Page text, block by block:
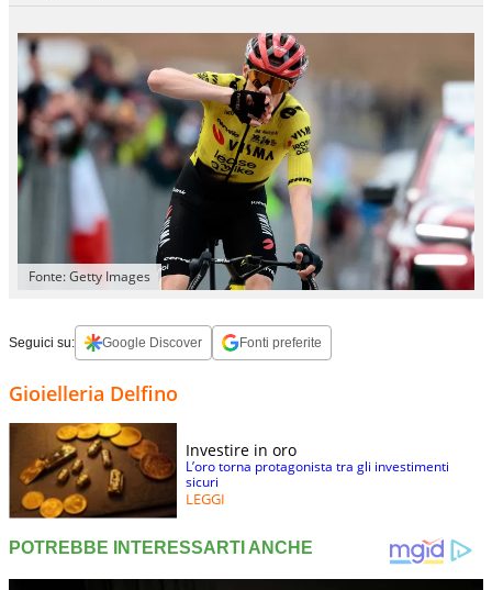
Fonte: Getty Images
Seguici su: Google Discover Fonti preferite
Gioielleria Delfino
Investire in oro
L’oro torna protagonista tra gli investimenti
sicuri
LEGGI